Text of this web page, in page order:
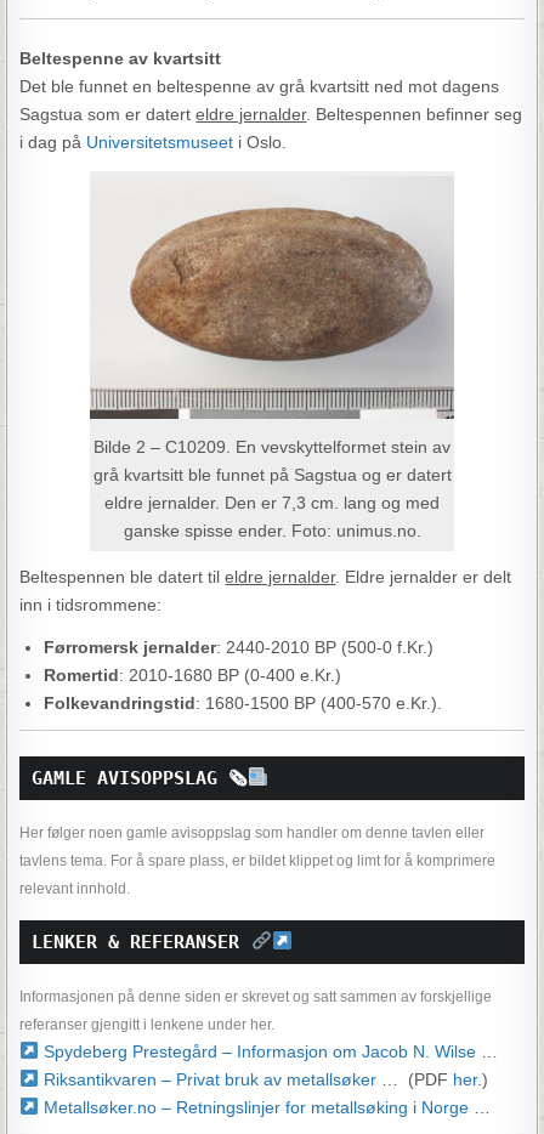
Beltespenne av kvartsitt
Det ble funnet en beltespenne av grå kvartsitt ned mot dagens
Sagstua som er daterteldre jernalder. Beltespennen befinner seg
i dag på Universitetsmuseet i Oslo.
Bilde 2 – C10209. En vevskyttelformet stein av
grå kvartsitt ble funnet på Sagstua og er datert
eldre jernalder. Den er 7,3 cm. lang og med
ganske spisse ender. Foto: unimus.no.
Beltespennen ble datert tileldre jernalder. Eldre jernalder er delt
inn i tidsrommene:
Førromersk jernalder: 2440-2010 BP (500-0 f.Kr.)
Romertid: 2010-1680 BP (0-400 e.Kr.)
Folkevandringstid: 1680-1500 BP (400-570 e.Kr.).
GAMLE AVISOPPSLAG 🗞
Her følger noen gamle avisoppslag som handler om denne tavlen eller
tavlens tema. For å spare plass, er bildet klippet og limt for å komprimere
relevant innhold.
LENKER & REFERANSER
Informasjonen på denne siden er skrevet og satt sammen av forskjellige
referanser gjengitt i lenkene under her.
Spydeberg Prestegård – Informasjon om Jacob N. Wilse
Riksantikvaren – Privat bruk av metallsøker … (PDF her.)
Metallsøker.no – Retningslinjer for metallsøking i Norge